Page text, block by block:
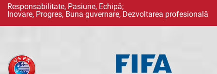
Responsabilitate, Pasiune, Echipă;
Inovare, Progres, Buna guvernare, Dezvoltarea profesională